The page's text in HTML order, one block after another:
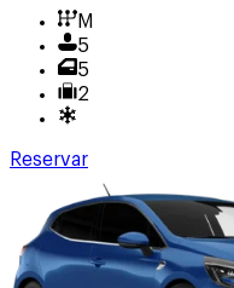
M
5
5
2
Reservar